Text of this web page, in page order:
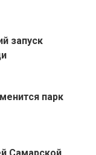
запуск
парк